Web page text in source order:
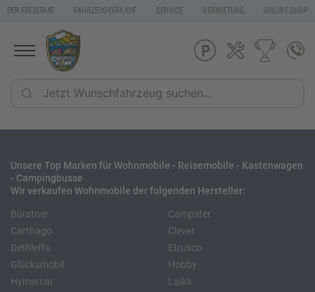
DER FREISTAAT FAHRZEUGVERKAUF SERVICE VERMIETUNG ONLINE SHOP
Unsere Top Marken für Wohnmobile - Reisemobile - Kastenwagen
- Campingbusse
Wir verkaufen Wohnmobile der folgenden Hersteller:
Bürstner
Carthago
Dethleffs
Glücksmobil
Hymercar
Campster
Clever
Etrusco
Hobby
Laika